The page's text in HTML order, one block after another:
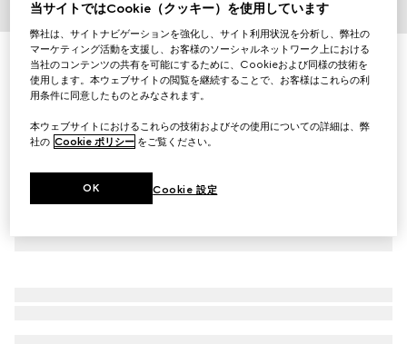
〔グッチ ブルーム〕オードパルファム ギフトセット
￥26,180
当サイトではCookie（クッキー）を使用しています
弊社は、サイトナビゲーションを強化し、サイト利用状況を分析し、弊社の
マーケティング活動を支援し、お客様のソーシャルネットワーク上における
当社のコンテンツの共有を可能にするために、Cookieおよび同様の技術を
使用します。本ウェブサイトの閲覧を継続することで、お客様はこれらの利
用条件に同意したものとみなされます。
本ウェブサイトにおけるこれらの技術およびその使用についての詳細は、弊
社の Cookie ポリシー をご覧ください。
Cookie 設定
OK